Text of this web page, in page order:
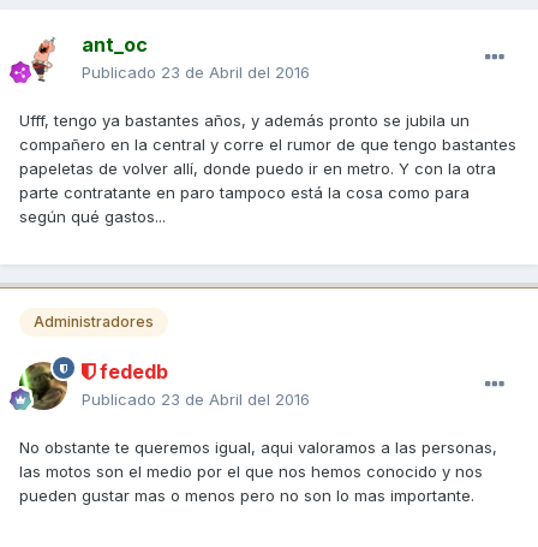
ant_oc
Publicado 23 de Abril del 2016
Ufff, tengo ya bastantes años, y además pronto se jubila un
compañero en la central y corre el rumor de que tengo bastantes
papeletas de volver allí, donde puedo ir en metro. Y con la otra
parte contratante en paro tampoco está la cosa como para
según qué gastos...
Administradores
fededb
Publicado 23 de Abril del 2016
No obstante te queremos igual, aqui valoramos a las personas,
las motos son el medio por el que nos hemos conocido y nos
pueden gustar mas o menos pero no son lo mas importante.